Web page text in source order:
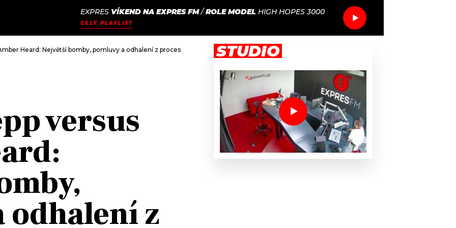
SEZNAM.CZ
EXPRES VÍKEND NA EXPRES FM/ROLE MODEL HIGH HOPES 3000
CELÝ PLAYLIST
Heard: Největší bomby, pomluvy a odhalení z procesu (zatím)
versus
odhalení z
STUDIO